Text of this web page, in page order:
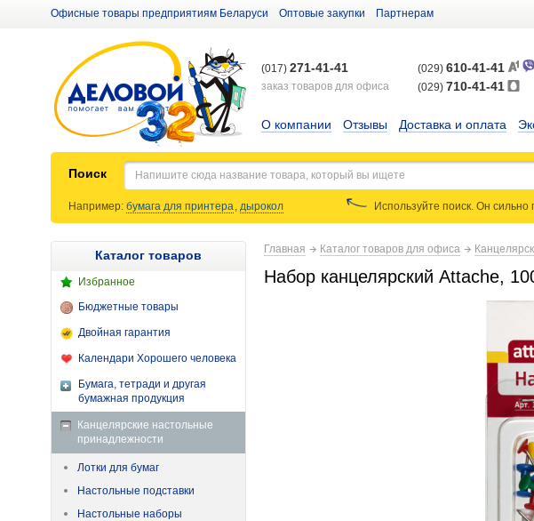
Офисные товары предприятиям Беларуси Оптовые закупки Партнерам
(017) 271-41-41
заказ товаров для офиса
(029) 610-41-41
(029) 710-41-41
О компании Отзывы Доставка и оплата
Поиск
Например: бумага для принтера, дырокол Используйте поиск. Он сильно
Каталог товаров
Избранное
Бюджетные товары
Двойная гарантия
Календари Хорошего человека
Бумага, тетради и другая
бумажная продукция
Канцелярские настольные
принадлежности
Лотки для бумаг
Настольные подставки
Настольные наборы
Главная Каталог товаров для офиса
Набор канцелярский Attache,